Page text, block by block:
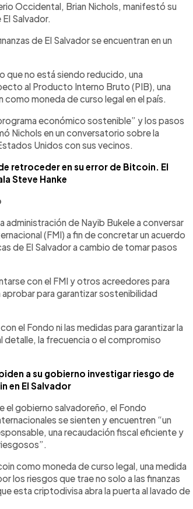
Occidental, Brian Nichols, manifestó su
Salvador.
de El Salvador se encuentran en un
que no está siendo reducido, una
al Producto Interno Bruto (PIB), una
moneda de curso legal en el país.
económico sostenible” y los pasos
Nichols en un conversatorio sobre la
Unidos con sus vecinos.
retroceder en su error de Bitcoin. El
Steve Hanke
de Nayib Bukele a conversar
(FMI) a fin de concretar un acuerdo
de El Salvador a cambio de tomar pasos
con el FMI y otros acreedores para
para garantizar sostenibilidad
el Fondo ni las medidas para garantizar la
detalle, la frecuencia o el compromiso
a su gobierno investigar riesgo de
en El Salvador
el gobierno salvadoreño, el Fondo
se sienten y encuentren “un
una recaudación fiscal eficiente y
como moneda de curso legal, una medida
los riesgos que trae no solo a las finanzas
esta criptodivisa abra la puerta al lavado de